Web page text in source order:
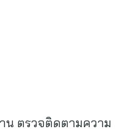
น ตรวจติดตามความ